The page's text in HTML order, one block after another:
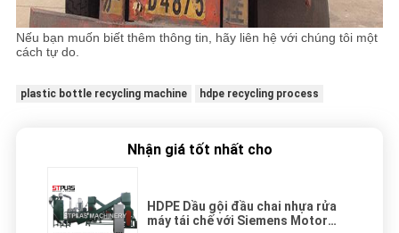
Nếu bạn muốn biết thêm thông tin, hãy liên hệ với chúng tôi một
cách tự do.
plastic bottle recycling machine hdpe recycling process
Nhận giá tốt nhất cho
HDPE Dầu gội đầu chai nhựa rửa
máy tái chế với Siemens Motor